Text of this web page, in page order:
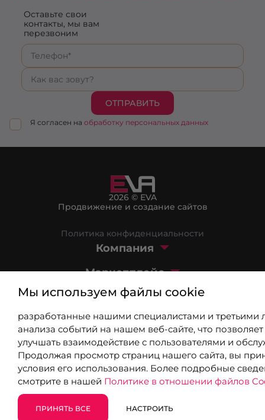
Оставьте свои
контакты, мы вам
перезвоним
ОТПРАВИТЬ
Я согласен на обработку персональных данных
2026 © EVA
Продвижение и создание сайтов
Политика конфиденциальности
Компания
Маркетплейс
Блог
+7 (499) 404-03-08
8 (800) 301-39-03
info@9310802.ru
Москва, Озерковская наб., 24
Мы используем файлы cookie
разработанные нашими специалистами и третьими
анализа событий на нашем веб-сайте, что
улучшать взаимодействие с пользователями и
Продолжая просмотр страниц нашего сайта, вы
условия его использования. Более подробные
смотрите в нашей Политике в отношении файлов
ПРИНЯТЬ ВСЕ НАСТРОИТЬ